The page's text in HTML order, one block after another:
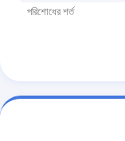
পরিশোধের শর্ত